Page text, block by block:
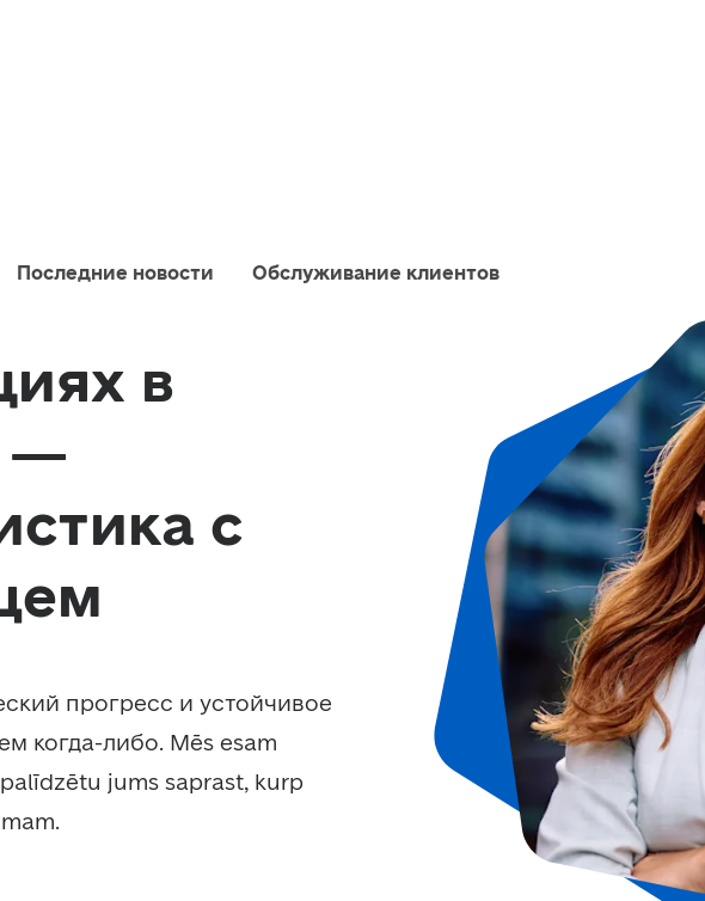
Последние новости Обслуживание клиентов
в
—
с
прогресс и устойчивое
когда-либо. Mēs esam
jums saprast, kurp